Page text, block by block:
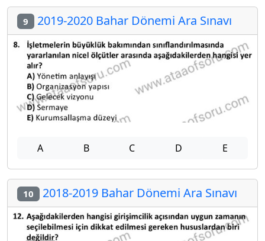
9 2019-2020 Bahar Dönemi Ara Sınavı
A B C D E
10 2018-2019 Bahar Dönemi Ara Sınavı